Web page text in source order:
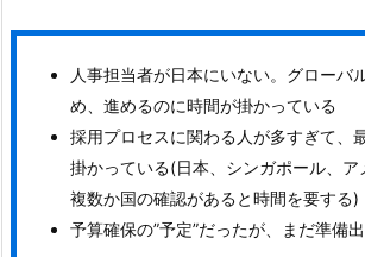
人事担当者が日本にいない。グローバ
め、進めるのに時間が掛かっている
採用プロセスに関わる人が多すぎて、
掛かっている(日本、シンガポール、
複数か国の確認があると時間を要する)
予算確保の”予定”だったが、まだ準備